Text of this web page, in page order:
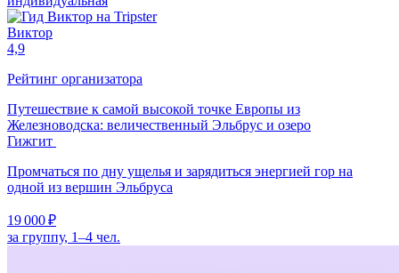
Виктор
4,9
Рейтинг организатора
Путешествие к самой высокой точке Европы из
Железноводска: величественный Эльбрус и озеро
Гижгит
Промчаться по дну ущелья и зарядиться энергией гор на
одной из вершин Эльбруса
19 000 ₽
за группу, 1–4 чел.